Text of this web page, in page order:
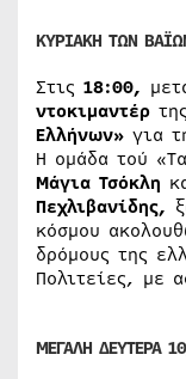
ΚΥΡΙΑΚΗ ΤΩΝ
Στις 18:00,
ντοκιμαντέρ
Ελλήνων» για
Η ομάδα τού
Μάγια Τσόκλη
Πεχλιβανίδης,
κόσμου
δρόμους της
Πολιτείες, με
ΜΕΓΑΛΗ ΔΕΥΤΕΡΑ